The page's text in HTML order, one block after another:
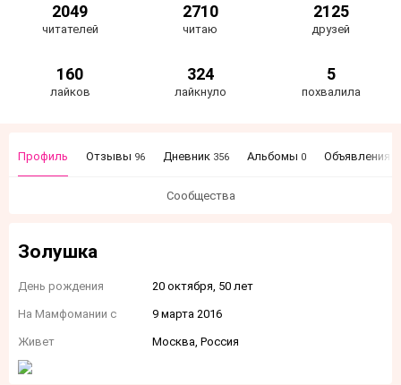
2049
читателей
2710
читаю
2125
друзей
160
лайков
324
лайкнуло
5
похвалила
Профиль Отзывы 96 Дневник 356 Альбомы 0 Объявления
Сообщества
Золушка
День рождения 20 октября, 50 лет
На Мамфомании с 9 марта 2016
Живет Москва, Россия